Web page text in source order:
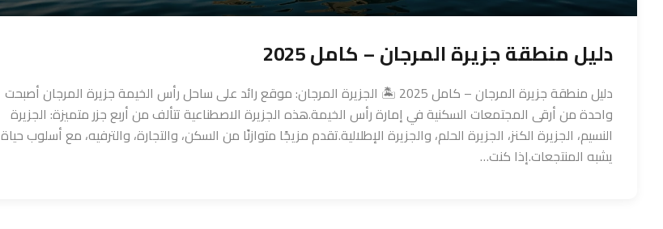
دليل منطقة جزيرة المرجان – كامل 2025
دليل منطقة جزيرة المرجان – كامل 2025 🏝 الجزيرة المرجان: موقع رائد على ساحل رأس الخيمة جزيرة المرجان أصبحت
واحدة من أرقى المجتمعات السكنية في إمارة رأس الخيمة.هذه الجزيرة الاصطناعية تتألف من أربع جزر متميزة: الجزيرة
النسيم، الجزيرة الكنز، الجزيرة الحلم، والجزيرة الإطلالية.تقدم مزيجًا متوازنًا من السكن، والتجارة، والترفيه، مع أسلوب حياة
يشبه المنتجعات.إذا كنت…